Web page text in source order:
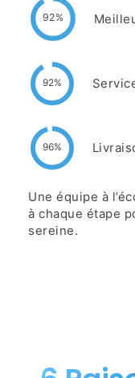
92%
92%
96%
Une équipe à
à chaque étape
sereine.